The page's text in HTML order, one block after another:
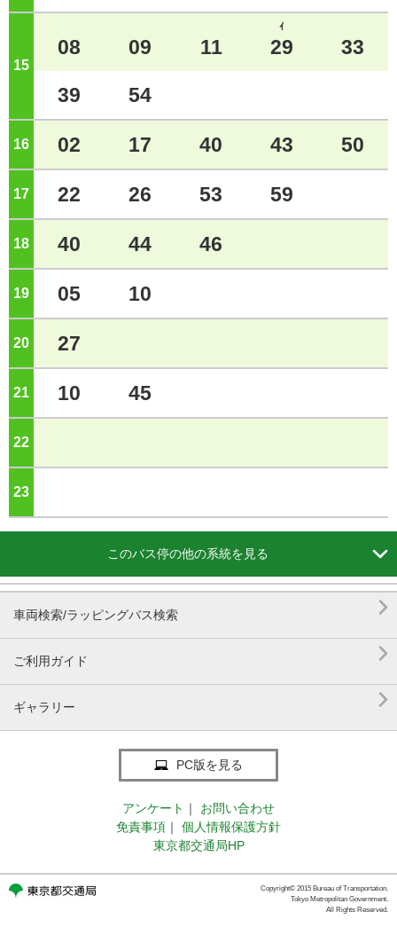
15
08 09 11
ｲ
29 33
39 54
16 02 17 40 43 50
17 22 26 53 59
18 40 44 46
19 05 10
20 27
21 10 45
22
23
このバス停の他の系統を見る 
車両検索/ラッピングバス検索 
ご利用ガイド 
ギャラリー 
PC版を見る
アンケート ｜
お問い合わせ
免責事項 ｜
個人情報保護方針
東京都交通局HP
Copyright© 2015 Bureau of Transportation.
Tokyo Metropolitan Government.
All Rights Reserved.